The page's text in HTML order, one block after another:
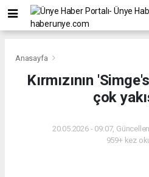
Anasayfa
Kırmızının
çok
20.05.2026 - 09:07,
959+ kez